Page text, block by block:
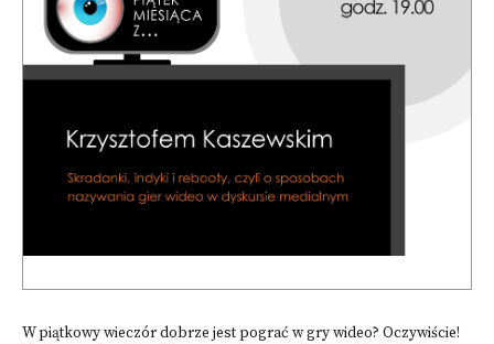
W piątkowy wieczór dobrze jest pograć w gry wideo? Oczywiście!